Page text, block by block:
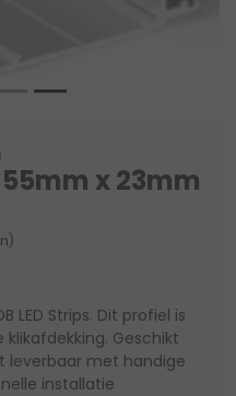
x 23mm
LED Strips. Dit profiel is
Geschikt
leverbaar met handige
installatie